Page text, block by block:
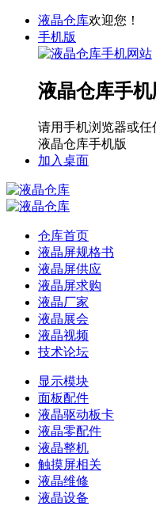
液晶仓库欢迎您！
手机版
液晶仓库手机
请用手机浏览器或任
液晶仓库手机版
加入桌面
仓库首页
液晶屏规格书
液晶屏供应
液晶屏求购
液晶厂家
液晶展会
液晶视频
技术论坛
显示模块
面板配件
液晶驱动板卡
液晶零配件
液晶整机
触摸屏相关
液晶维修
液晶设备